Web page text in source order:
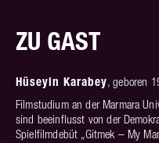
ZU GAST
Hüseyin Karabey, geboren
Filmstudium an der Marmara
sind beeinflusst von der
Spielfilmdebüt „Gitmek – My